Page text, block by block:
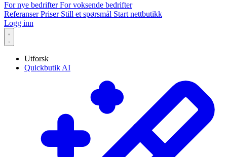
For nye bedrifterFor voksende bedrifter
ReferanserPriser Still et spørsmål Start nettbutikk
Logg inn
Utforsk
Quickbutik AI